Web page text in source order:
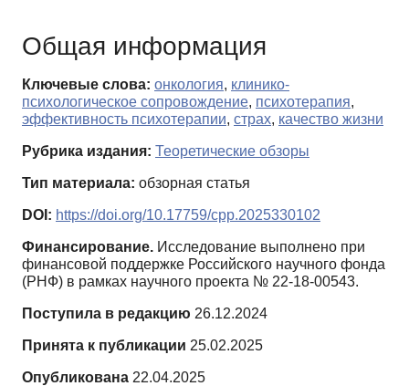
Общая информация
Ключевые слова: онкология, клинико-
психологическое сопровождение, психотерапия,
эффективность психотерапии, страх, качество жизни
Рубрика издания: Теоретические обзоры
Тип материала: обзорная статья
DOI: https://doi.org/10.17759/cpp.2025330102
Финансирование. Исследование выполнено при
финансовой поддержке Российского научного фонда
(РНФ) в рамках научного проекта № 22-18-00543.
Поступила в редакцию 26.12.2024
Принята к публикации 25.02.2025
Опубликована 22.04.2025